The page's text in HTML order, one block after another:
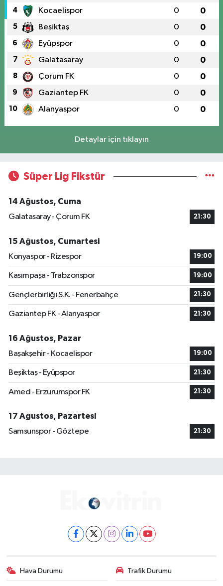
4 Kocaelispor 0 0
5 Beşiktaş 0 0
6 Eyüpspor 0 0
7 Galatasaray 0 0
8 Çorum FK 0 0
9 Gaziantep FK 0 0
10 Alanyaspor 0 0
Detaylar için tıklayın
Süper Lig Fikstür
14 Ağustos, Cuma
Galatasaray - Çorum FK
21:30
15 Ağustos, Cumartesi
Konyaspor - Rizespor
19:00
Kasımpaşa - Trabzonspor 19:00
Gençlerbirliği S.K. - Fenerbahçe 21:30
Gaziantep FK - Alanyaspor 21:30
16 Ağustos, Pazar
Başakşehir - Kocaelispor
19:00
Beşiktaş - Eyüpspor 21:30
Amed - Erzurumspor FK 21:30
17 Ağustos, Pazartesi
Samsunspor - Göztepe
21:30
Hava Durumu Trafik Durumu